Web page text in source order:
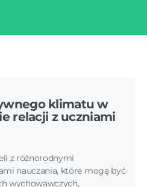
klimatu w
relacji z uczniami
z różnorodnymi
nauczania, które mogą być
wychowawczych,